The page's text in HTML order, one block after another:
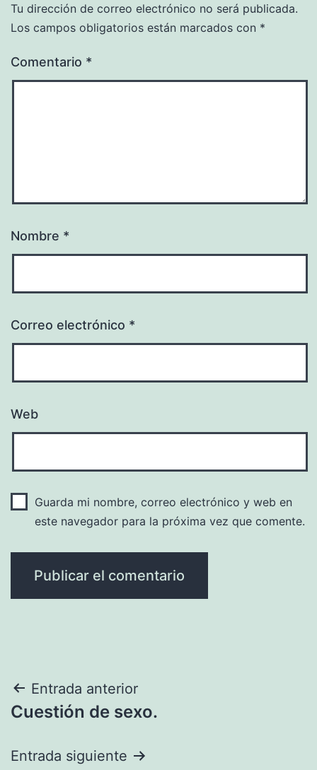
Tu dirección de correo electrónico no será publicada.
Los campos obligatorios están marcados con *
Comentario *
Nombre *
Correo electrónico *
Web
Guarda mi nombre, correo electrónico y web en
este navegador para la próxima vez que comente.
Navegación
de
entradas
Entrada anterior
Cuestión de sexo.
Entrada siguiente